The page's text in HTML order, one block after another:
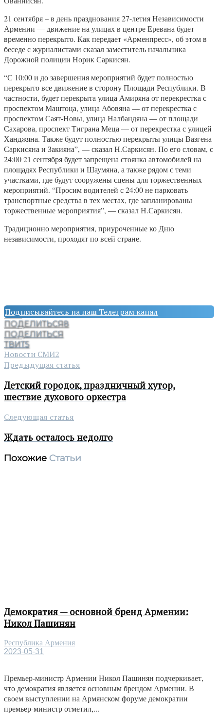
21 сентября – в день празднования 27-летия Независимости
Армении — движение на улицах в центре Еревана будет
временно перекрыто. Как передает «Арменпресс», об этом в
беседе с журналистами сказал заместитель начальника
Дорожной полиции Норик Саркисян.
“С 10:00 и до завершения мероприятий будет полностью
перекрыто все движение в сторону Площади Республики. В
частности, будет перекрыта улица Амиряна от перекрестка с
проспектом Маштоца, улица Абовяна — от перекрестка с
проспектом Саят-Новы, улица Налбандяна — от площади
Сахарова, проспект Тиграна Меца — от перекрестка с улицей
Ханджяна. Также будут полностью перекрыты улицы Вазгена
Саркисяна и Закияна”, — сказал Н.Саркисян. По его словам, с
24:00 21 сентября будет запрещена стоянка автомобилей на
площадях Республики и Шаумяна, а также рядом с теми
участками, где будут сооружены сцены для торжественных
мероприятий. “Просим водителей с 24:00 не парковать
транспортные средства в тех местах, где запланированы
торжественные мероприятия”, — сказал Н.Саркисян.
Традиционно мероприятия, приуроченные ко Дню
независимости, проходят по всей стране.
Подписывайтесь на наш Телеграм канал
ПОДЕЛИТЬСЯ8
ПОДЕЛИТЬСЯ
ТВИТ5
Новости СМИ2
Предыдущая статья
Детский городок, праздничный хутор,
шествие духового оркестра
Следующая статья
Ждать осталось недолго
Похожие Статьи
Демократия — основной бренд Армении:
Никол Пашинян
Республика Армения
2023-05-31
Премьер-министр Армении Никол Пашинян подчеркивает,
что демократия является основным брендом Армении. В
своем выступлении на Армянском форуме демократии
премьер-министр отметил,...